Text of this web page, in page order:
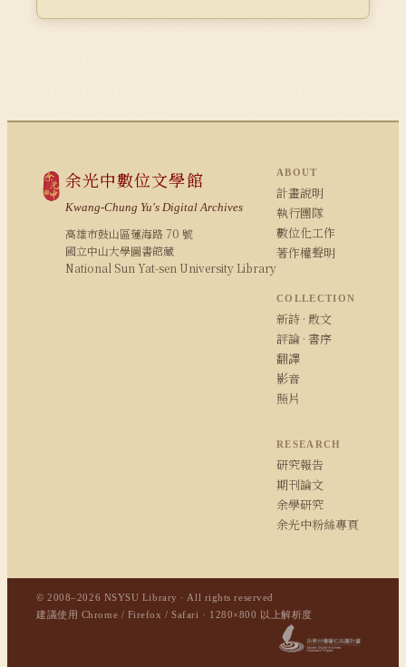
余光中數位文學館
Kwang-Chung Yu's Digital Archives
高雄市鼓山區蓮海路 70 號
國立中山大學圖書館藏
National Sun Yat-sen University Library
ABOUT
計畫說明
執行團隊
數位化工作
著作權聲明
COLLECTION
新詩 · 散文
評論 · 書序
翻譯
影音
照片
RESEARCH
研究報告
期刊論文
余學研究
余光中粉絲專頁
© 2008–2026 NSYSU Library · All rights reserved
建議使用 Chrome / Firefox / Safari · 1280×800 以上解析度